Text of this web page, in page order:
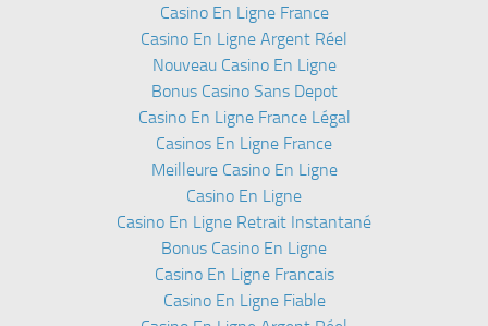
Casino En Ligne France
Casino En Ligne Argent Réel
Nouveau Casino En Ligne
Bonus Casino Sans Depot
Casino En Ligne France Légal
Casinos En Ligne France
Meilleure Casino En Ligne
Casino En Ligne
Casino En Ligne Retrait Instantané
Bonus Casino En Ligne
Casino En Ligne Francais
Casino En Ligne Fiable